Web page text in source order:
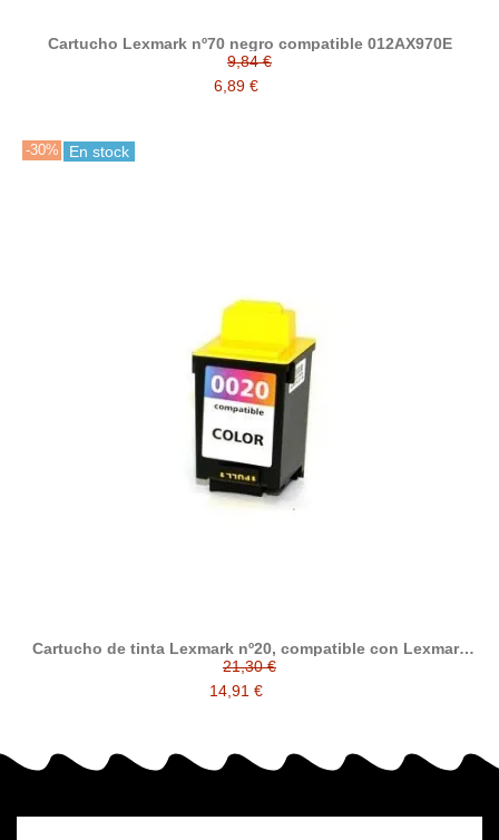
Cartucho Lexmark nº70 negro compatible 012AX970E
9,84 €
6,89 €
-30% En stock
Cartucho de tinta Lexmark nº20, compatible con Lexmark
21,30 €
14,91 €